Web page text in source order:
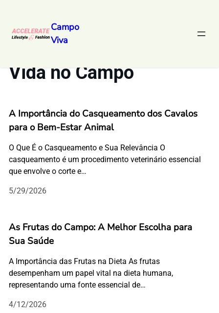
Campo
Viva
Vida no Campo
A Importância do Casqueamento dos Cavalos
para o Bem-Estar Animal
O Que É o Casqueamento e Sua Relevância O
casqueamento é um procedimento veterinário essencial
que envolve o corte e…
5/29/2026
As Frutas do Campo: A Melhor Escolha para
Sua Saúde
A Importância das Frutas na Dieta As frutas
desempenham um papel vital na dieta humana,
representando uma fonte essencial de…
4/12/2026